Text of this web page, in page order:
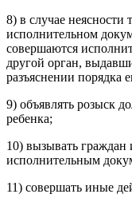
8) в случае неясности
исполнительном
совершаются
другой орган,
разъяснении порядка
9) объявлять розыск
ребенка;
10) вызывать
исполнительным
11) совершать иные